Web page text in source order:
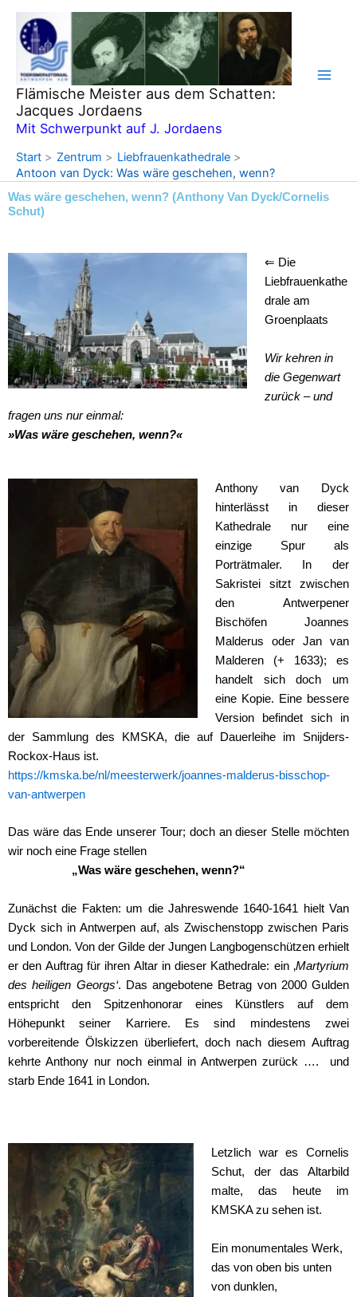
Zum
Inhalt
springen
Flämische Meister aus dem Schatten:
Jacques Jordaens
Mit Schwerpunkt auf J. Jordaens
Start Zentrum
Liebfrauenkathedrale
Antoon van Dyck: Was wäre geschehen, wenn?
Was wäre geschehen, wenn? (Anthony Van Dyck/Cornelis
Schut)
⇐ Die
Liebfrauenkathe
drale am
Groenplaats
Wir kehren in
die Gegenwart
zurück – und
fragen uns nur einmal:
»Was wäre geschehen, wenn?«
Anthony van Dyck
hinterlässt in dieser
Kathedrale nur eine
einzige Spur als
Porträtmaler. In der
Sakristei sitzt zwischen
den Antwerpener
Bischöfen Joannes
Malderus oder Jan van
Malderen (+ 1633); es
handelt sich doch um
eine Kopie. Eine bessere
Version befindet sich in
der Sammlung des KMSKA, die auf Dauerleihe im Snijders-
Rockox-Haus ist.
https://kmska.be/nl/meesterwerk/joannes-malderus-bisschop-
van-antwerpen
Das wäre das Ende unserer Tour; doch an dieser Stelle möchten
wir noch eine Frage stellen
„Was wäre geschehen, wenn?“
Zunächst die Fakten: um die Jahreswende 1640-1641 hielt Van
Dyck sich in Antwerpen auf, als Zwischenstopp zwischen Paris
und London. Von der Gilde der Jungen Langbogenschützen erhielt
er den Auftrag für ihren Altar in dieser Kathedrale: ein ‚Martyrium
des heiligen Georgs‘. Das angebotene Betrag von 2000 Gulden
entspricht den Spitzenhonorar eines Künstlers auf dem
Höhepunkt seiner Karriere. Es sind mindestens zwei
vorbereitende Ölskizzen überliefert, doch nach diesem Auftrag
kehrte Anthony nur noch einmal in Antwerpen zurück …. und
starb Ende 1641 in London.
Letzlich war es Cornelis
Schut, der das Altarbild
malte, das heute im
KMSKA zu sehen ist.
Ein monumentales Werk,
das von oben bis unten
von dunklen,